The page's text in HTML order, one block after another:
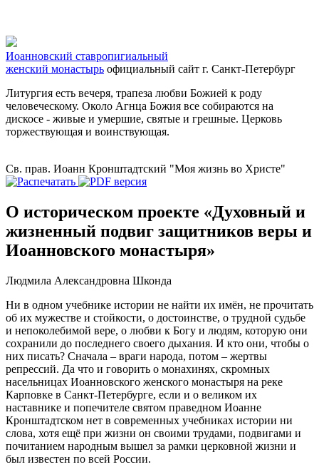
Иоанновский ставропигиальный
женский монастырь официальный сайт г. Санкт-Петербург
Литургия есть вечеря, трапеза любви Божией к роду
человеческому. Около Агнца Божия все собираются на
дискосе - живые и умершие, святые и грешные. Церковь
торжествующая и воинствующая.
Св. прав. Иоанн Кронштадтский "Моя жизнь во Христе"
О историческом проекте «Духовный и
жизненный подвиг защитников веры и
Иоанновского монастыря»
Людмила Александровна Шконда
Ни в одном учебнике истории не найти их имён, не прочитать
об их мужестве и стойкости, о достоинстве, о трудной судьбе
и непоколебимой вере, о любви к Богу и людям, которую они
сохранили до последнего своего дыхания. И кто они, чтобы о
них писать? Сначала – враги народа, потом – жертвы
репрессий. Да что и говорить о монахинях, скромных
насельницах Иоанновского женского монастыря на реке
Карповке в Санкт-Петербурге, если и о великом их
наставнике и попечителе святом праведном Иоанне
Кронштадтском нет в современных учебниках истории ни
слова, хотя ещё при жизни он своими трудами, подвигами и
почитанием народным вышел за рамки церковной жизни и
был известен по всей России.